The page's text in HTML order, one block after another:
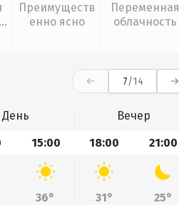
Преимуществ
енно ясно
Переменная
облачность
7/14
День
Вечер
15:00 18:00 21:00
36° 31°
25°